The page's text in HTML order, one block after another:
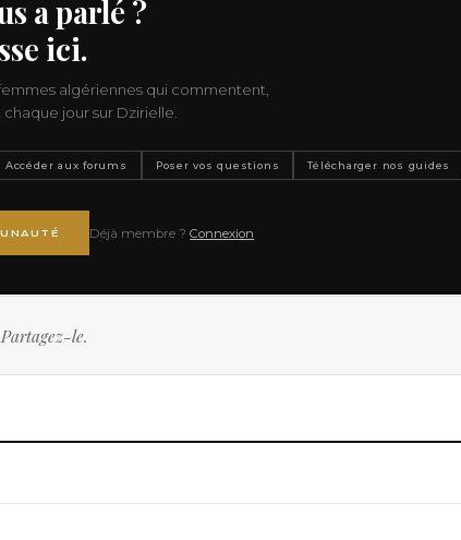
a parlé ?
ici.
algériennes qui commentent,
jour sur Dzirielle.
Accéder aux forums Poser vos questions Télécharger nos guides
Déjà membre ?Connexion
le.